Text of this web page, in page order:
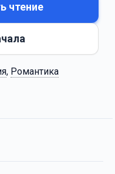
чтение
, Романтика